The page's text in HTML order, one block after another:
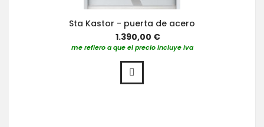
Sta Kastor - puerta de acero
1.390,00 €
me refiero a que el precio incluye iva